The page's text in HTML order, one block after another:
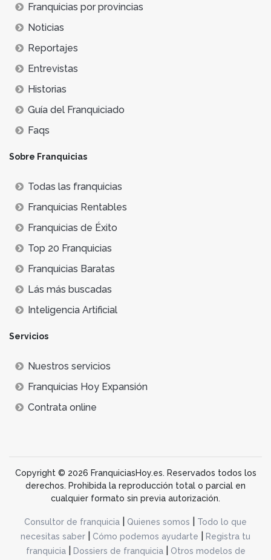
Franquicias por provincias
Noticias
Reportajes
Entrevistas
Historias
Guía del Franquiciado
Faqs
Sobre Franquicias
Todas las franquicias
Franquicias Rentables
Franquicias de Éxito
Top 20 Franquicias
Franquicias Baratas
Lás más buscadas
Inteligencia Artificial
Servicios
Nuestros servicios
Franquicias Hoy Expansión
Contrata online
Copyright © 2026 FranquiciasHoy.es. Reservados todos los
derechos. Prohibida la reproducción total o parcial en
cualquier formato sin previa autorización.
Consultor de franquicia Quienes somos
Todo lo que
necesitas saber
Cómo podemos ayudarte
Registra tu
franquicia| Dossiers de franquicia| Otros modelos de